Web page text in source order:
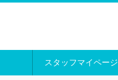
スタッフマイページ